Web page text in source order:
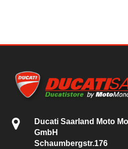
Ducati Saarland Moto
GmbH
Schaumbergstr.176